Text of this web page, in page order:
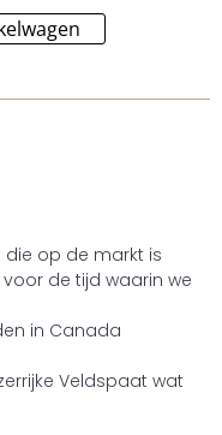
die op de markt is
de tijd waarin we
in Canada
Veldspaat wat